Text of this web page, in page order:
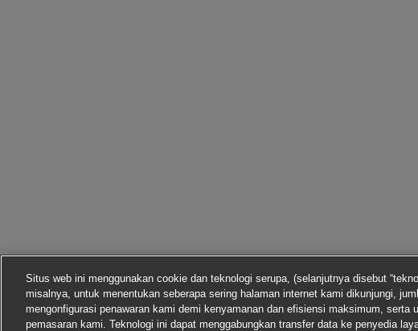
Situs web ini menggunakan cookie dan teknologi serupa, (selanjutnya disebut
misalnya, untuk menentukan seberapa sering halaman internet kami dikunjungi,
mengonfigurasi penawaran kami demi kenyamanan dan efisiensi maksimum, serta
pemasaran kami. Teknologi ini dapat menggabungkan transfer data ke penyedia